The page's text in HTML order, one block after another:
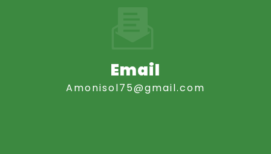
Email
amonisol75@gmail.com